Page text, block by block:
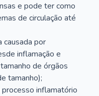
e pode ter como
de circulação até
causada por
inflamação e
de órgãos
tamanho);
processo inflamatório